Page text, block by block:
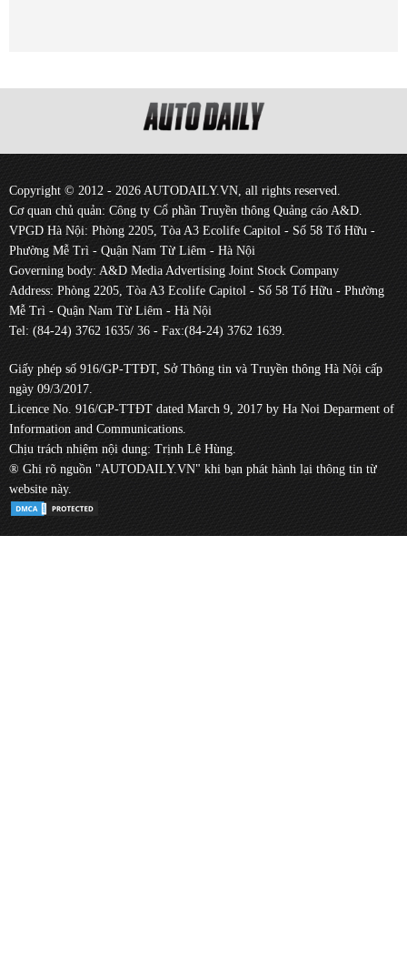
Copyright © 2012 - 2026 AUTODAILY.VN, all rights reserved.
Cơ quan chủ quản: Công ty Cổ phần Truyền thông Quảng cáo A&D.
VPGD Hà Nội: Phòng 2205, Tòa A3 Ecolife Capitol - Số 58 Tố Hữu -
Phường Mễ Trì - Quận Nam Từ Liêm - Hà Nội
Governing body: A&D Media Advertising Joint Stock Company
Address: Phòng 2205, Tòa A3 Ecolife Capitol - Số 58 Tố Hữu - Phường
Mễ Trì - Quận Nam Từ Liêm - Hà Nội
Tel: (84-24) 3762 1635/ 36 - Fax:(84-24) 3762 1639.
Giấy phép số 916/GP-TTĐT, Sở Thông tin và Truyền thông Hà Nội cấp
ngày 09/3/2017.
Licence No. 916/GP-TTĐT dated March 9, 2017 by Ha Noi Deparment of
Information and Communications.
Chịu trách nhiệm nội dung: Trịnh Lê Hùng.
® Ghi rõ nguồn "AUTODAILY.VN" khi bạn phát hành lại thông tin từ
website này.